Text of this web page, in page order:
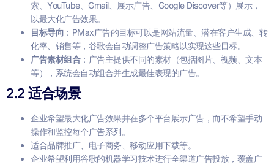
索、YouTube、Gmail、展示广告、Google Discover等）展示，
以最大化广告效果。
目标导向 ：PMax广告的目标可以是网站流量、潜在客户生成、转
化率、销售等，谷歌会自动调整广告策略以实现这些目标。
广告素材组合：广告主提供不同的素材（包括图片、视频、文本
等），系统会自动组合并生成最佳表现的广告。
2.2 适合场景
企业希望最大化广告效果并在多个平台展示广告，而不希望手动
操作和监控每个广告系列。
适合品牌推广、电子商务、移动应用下载等。
企业希望利用谷歌的机器学习技术进行全渠道广告投放，覆盖广